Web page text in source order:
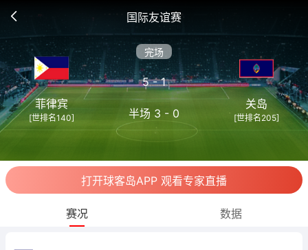
国际友谊赛
菲律宾
[世排名140]
完场
5 - 1
半场 3 - 0
关岛
[世排名205]
打开球客岛APP 观看专家直播
赛况 数据